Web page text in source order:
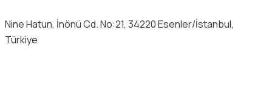
Nine Hatun, İnönü Cd. No:21, 34220 Esenler/İstanbul,
Türkiye